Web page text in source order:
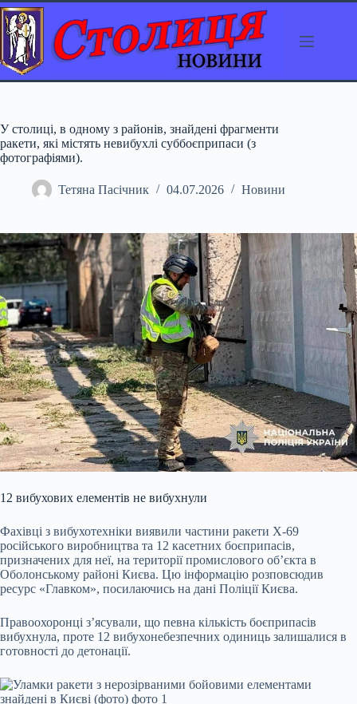
Перейти
до
вмісту
У столиці, в одному з районів, знайдені фрагменти
ракети, які містять невибухлі суббоєприпаси (з
фотографіями).
Тетяна Пасічник 04.07.2026 Новини
12 вибухових елементів не вибухнули
Фахівці з вибухотехніки виявили частини ракети Х-69
російського виробництва та 12 касетних боєприпасів,
призначених для неї, на території промислового об’єкта в
Оболонському районі Києва. Цю інформацію розповсюдив
ресурс «Главком», посилаючись на дані Поліції Києва.
Правоохоронці з’ясували, що певна кількість боєприпасів
вибухнула, проте 12 вибухонебезпечних одиниць залишалися в
готовності до детонації.